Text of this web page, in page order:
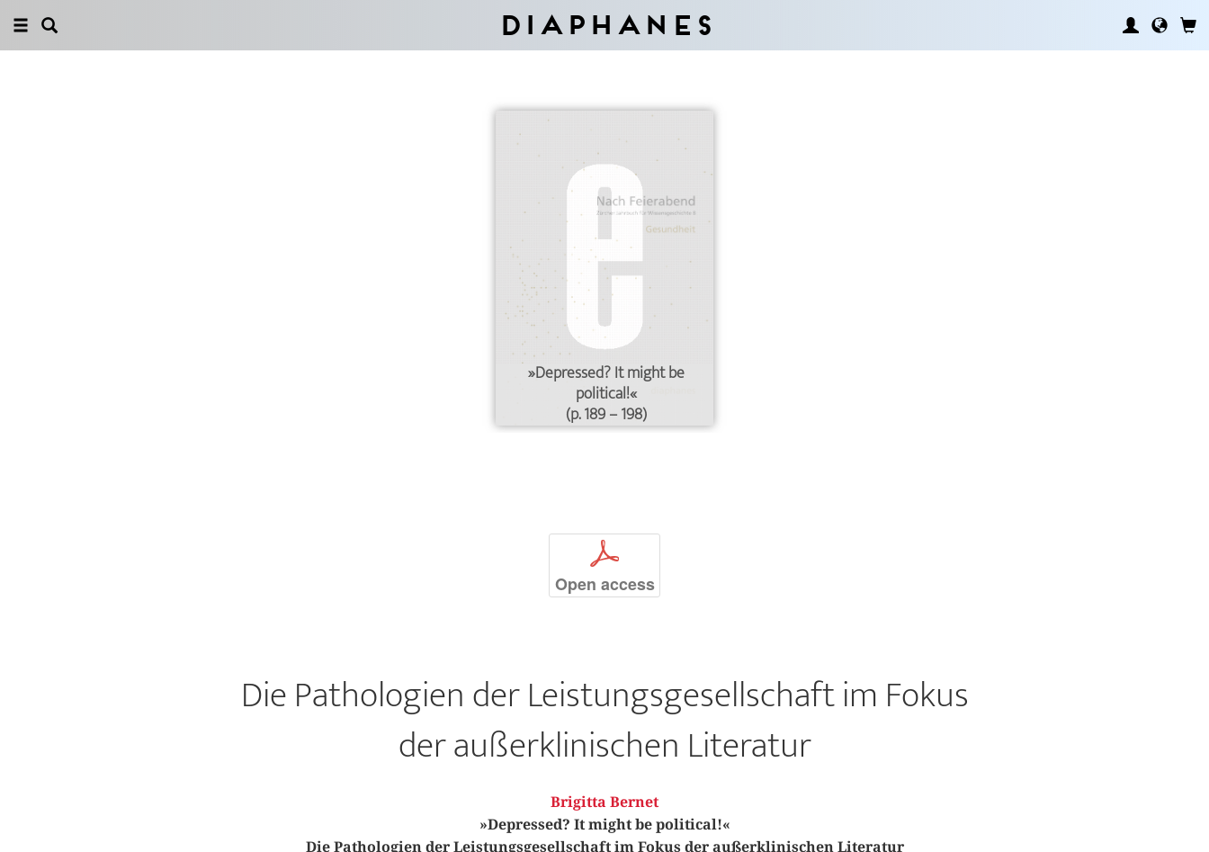
Diaphanes
»Depressed? It might be
political!«
(p. 189 – 198)
p
Open access
Die Pathologien der Leistungsgesellschaft im Fokus
der außerklinischen Literatur
Brigitta Bernet
»Depressed? It might be political!«
Die Pathologien der Leistungsgesellschaft im Fokus der außerklinischen Literatur